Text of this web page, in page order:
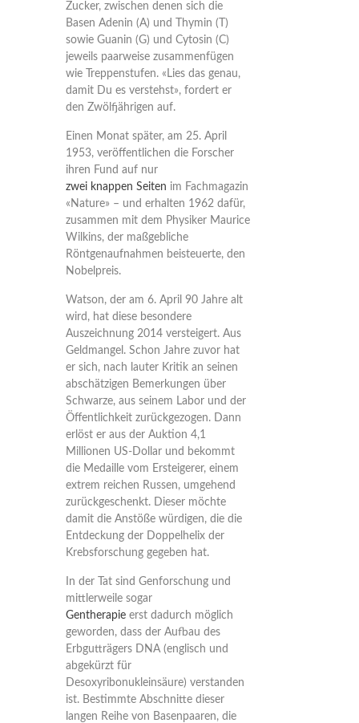
Zucker, zwischen denen sich die
Basen Adenin (A) und Thymin (T)
sowie Guanin (G) und Cytosin (C)
jeweils paarweise zusammenfügen
wie Treppenstufen. «Lies das genau,
damit Du es verstehst», fordert er
den Zwölfjährigen auf.
Einen Monat später, am 25. April
1953, veröffentlichen die Forscher
ihren Fund auf nur
zwei knappen Seiten im Fachmagazin
«Nature» – und erhalten 1962 dafür,
zusammen mit dem Physiker Maurice
Wilkins, der maßgebliche
Röntgenaufnahmen beisteuerte, den
Nobelpreis.
Watson, der am 6. April 90 Jahre alt
wird, hat diese besondere
Auszeichnung 2014 versteigert. Aus
Geldmangel. Schon Jahre zuvor hat
er sich, nach lauter Kritik an seinen
abschätzigen Bemerkungen über
Schwarze, aus seinem Labor und der
Öffentlichkeit zurückgezogen. Dann
erlöst er aus der Auktion 4,1
Millionen US-Dollar und bekommt
die Medaille vom Ersteigerer, einem
extrem reichen Russen, umgehend
zurückgeschenkt. Dieser möchte
damit die Anstöße würdigen, die die
Entdeckung der Doppelhelix der
Krebsforschung gegeben hat.
In der Tat sind Genforschung und
mittlerweile sogar
Gentherapieerst dadurch möglich
geworden, dass der Aufbau des
Erbgutträgers DNA (englisch und
abgekürzt für
Desoxyribonukleinsäure) verstanden
ist. Bestimmte Abschnitte dieser
langen Reihe von Basenpaaren, die